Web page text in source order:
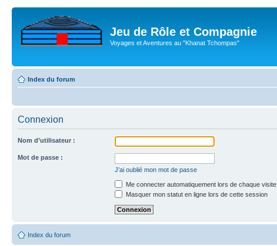
Jeu de Rôle et Compagnie
Voyages et Aventures au "Khanat Tchompas"
Index du forum
Connexion
Nom d’utilisateur :
Mot de passe :
J’ai oublié mon mot de passe
Me connecter automatiquement lors de chaque visite
Masquer mon statut en ligne lors de cette session
Index du forum